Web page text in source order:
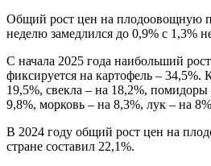
Общий рост цен на плодоовощную
неделю замедлился до 0,9% с 1,3%
С начала 2025 года наибольший
фиксируется на картофель – 34,5%.
19,5%, свекла – на 18,2%,
9,8%, морковь – на 8,3%, лук – на
В 2024 году общий рост цен на
стране составил 22,1%.